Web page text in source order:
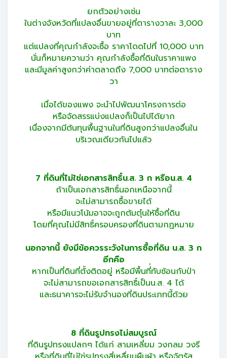
ยกตัวอย่างเช่น
ในต่างจังหวัดที่แปลงอื่นขายอยู่ที่ตารางวาละ 3,000
บาท
แต่แปลงที่คุณกำลังจะซื้อ ราคาโดดไปที่ 10,000 บาท
นั่นก็หมายความว่า คุณกำลังซื้อที่ดินในราคาแพง
และมีมูลค่าสูงกว่าค่าตลาดถึง 7,000 บาทต่อตาราง
วา
เมื่อได้ของแพง จะนำไปพัฒนาโครงการต่อ
หรือจัดสรรแบ่งแปลงก็เป็นไปได้ยาก
เนื่องจากมีต้นทุนพื้นฐานในที่ดินสูงกว่าแปลงอื่นใน
บริเวณเดียวกันไปแล้ว
7 ที่ดินที่ไม่ใช่เอกสารสิทธิ์น.ส. 3 ก หรือน.ส. 4
ถ้าเป็นเอกสารสิทธิ์นอกเหนือจากนี้
จะไม่สามารถซื้อขายได้
หรือมีแนวโน้มอาจจะถูกต้มตุ๋นให้ซื้อที่ดิน
โดยที่คุณไม่มีสิทธิ์ครอบครองที่ดินตามกฏหมาย
นอกจากนี้ ยังมีข้อควรระวังในการซื้อที่ดิน น.ส. 3 ก
อีกคือ
หากเป็นที่ดินที่ตั้งติดอยู่ หรือมีพื้นที่่ทับซ้อนกับป่า
จะไม่สามารถขอเอกสารสิทธิ์เป็นน.ส. 4 ได้
และธนาคารจะไม่รับจำนองที่ดินประเภทนี้ด้วย
8 ที่ดินรูปทรงไม่สมบูรณ์
ที่ดินรูปทรงแปลกๆ ได้แก่ สามเหลี่ยม วงกลม วงรี